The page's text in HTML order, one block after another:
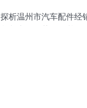
探析温州市汽车配件经